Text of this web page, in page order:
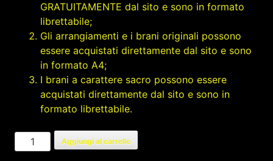
GRATUITAMENTE dal sito e sono in formato
librettabile;
Gli arrangiamenti e i brani originali possono
essere acquistati direttamente dal sito e sono
in formato A4;
I brani a carattere sacro possono essere
acquistati direttamente dal sito e sono in
formato librettabile.
INNO
A
Aggiungi al carrello